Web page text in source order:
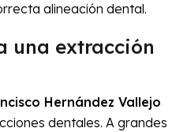
alineación dental.
una extracción
Hernández Vallejo
dentales. A grandes